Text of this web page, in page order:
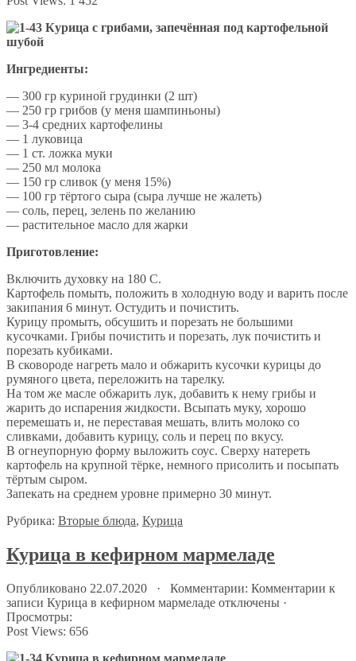
Ингредиенты:
— 300 гр куриной грудинки (2 шт)
— 250 гр грибов (у меня шампиньоны)
— 3-4 средних картофелины
— 1 луковица
— 1 ст. ложка муки
— 250 мл молока
— 150 гр сливок (у меня 15%)
— 100 гр тёртого сыра (сыра лучше не жалеть)
— соль, перец, зелень по желанию
— растительное масло для жарки
Приготовление:
Включить духовку на 180 С.
Картофель помыть, положить в холодную воду и варить после
закипания 6 минут. Остудить и почистить.
Курицу промыть, обсушить и порезать не большими
кусочками. Грибы почистить и порезать, лук почистить и
порезать кубиками.
В сковороде нагреть мало и обжарить кусочки курицы до
румяного цвета, переложить на тарелку.
На том же масле обжарить лук, добавить к нему грибы и
жарить до испарения жидкости. Всыпать муку, хорошо
перемешать и, не переставая мешать, влить молоко со
сливками, добавить курицу, соль и перец по вкусу.
В огнеупорную форму выложить соус. Сверху натереть
картофель на крупной тёрке, немного присолить и посыпать
тёртым сыром.
Запекать на среднем уровне примерно 30 минут.
Рубрика: Вторые блюда, Курица
Курица в кефирном мармеладе
Опубликовано 22.07.2020 · Комментарии: Комментарии к
записи Курица в кефирном мармеладе отключены ·
Просмотры:
Post Views: 656